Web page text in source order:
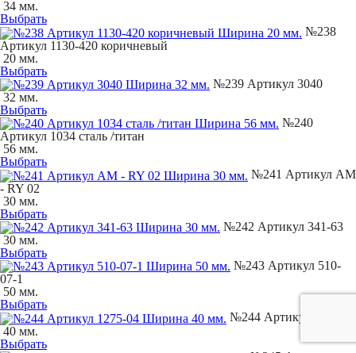
34 мм.
Выбрать
№238
Артикул 1130-420 коричневый
20 мм.
Выбрать
№239 Артикул 3040
32 мм.
Выбрать
№240
Артикул 1034 сталь /титан
56 мм.
Выбрать
№241 Артикул AM
- RY 02
30 мм.
Выбрать
№242 Артикул 341-63
30 мм.
Выбрать
№243 Артикул 510-
07-1
50 мм.
Выбрать
№244 Артикул 1275-04
40 мм.
Выбрать